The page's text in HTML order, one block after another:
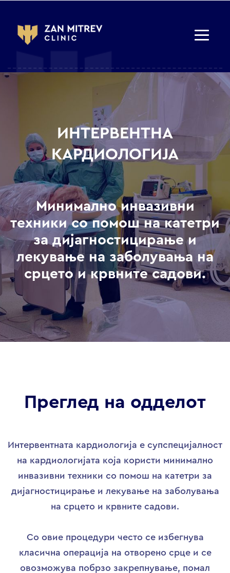
ИНТЕРВЕНТНА
КАРДИОЛОГИЈА
Минимално инвазивни
техники со помош на катетри
за дијагностицирање и
лекување на заболувања на
срцето и крвните садови.
Преглед на одделот
Интервентната кардиологија е супспецијалност
на кардиологијата која користи минимално
инвазивни техники со помош на катетри за
дијагностицирање и лекување на заболувања
на срцето и крвните садови.
Со овие процедури често се избегнува
класична операција на отворено срце и се
овозможува побрзо закрепнување, помал